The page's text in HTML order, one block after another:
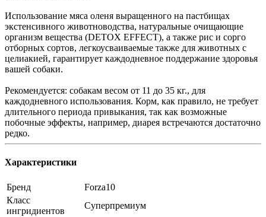
Использование мяса оленя выращенного на пастбищах
экстенсивного животноводства, натуральные очищающие
организм вещества (DETOX EFFECT), а также рис и сорго
отборных сортов, легкоусваиваемые также для животных с
целиакией, гарантирует каждодневное поддержание здоровья
вашей собаки.
Рекомендуется: собакам весом от 11 до 35 кг., для
каждодневного использования. Корм, как правило, не требует
длительного периода привыкания, так как возможные
побочные эффекты, например, диарея встречаются достаточно
редко.
Характеристики
Бренд
Forza10
Класс
ингридиентов
Суперпремиум